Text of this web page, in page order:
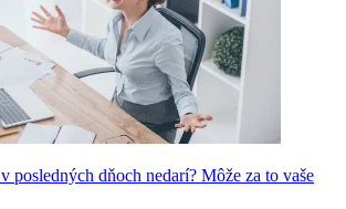
posledných dňoch nedarí? Môže za to vaše